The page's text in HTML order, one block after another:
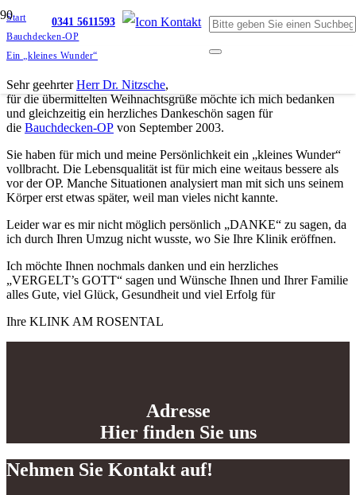
0341 5611593
Start
Bauchdecken-OP
Ein „kleines Wunder“
Sehr geehrterHerr Dr. Nitzsche,
für die übermittelten Weihnachtsgrüße möchte ich mich bedanken
und gleichzeitig ein herzliches Dankeschön sagen für
die Bauchdecken-OP von September 2003.
Sie haben für mich und meine Persönlichkeit ein „kleines Wunder“
vollbracht. Die Lebensqualität ist für mich eine weitaus bessere als
vor der OP. Manche Situationen analysiert man mit sich uns seinem
Körper erst etwas später, weil man vieles nicht kannte.
Leider war es mir nicht möglich persönlich „DANKE“ zu sagen, da
ich durch Ihren Umzug nicht wusste, wo Sie Ihre Klinik eröffnen.
Ich möchte Ihnen nochmals danken und ein herzliches
„VERGELT’s GOTT“ sagen und Wünsche Ihnen und Ihrer Familie
alles Gute, viel Glück, Gesundheit und viel Erfolg für
Ihre KLINK AM ROSENTAL
Adresse
Hier finden Sie uns
Nehmen Sie Kontakt auf!